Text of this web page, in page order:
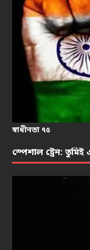
স্বাধীনতা ৭৫
স্পেশাল ট্রেন: তুমিই